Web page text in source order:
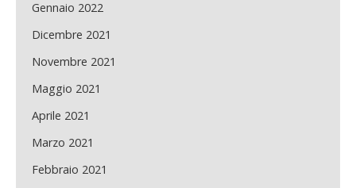
Gennaio 2022
Dicembre 2021
Novembre 2021
Maggio 2021
Aprile 2021
Marzo 2021
Febbraio 2021